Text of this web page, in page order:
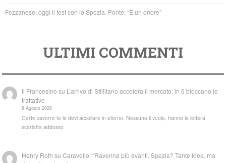
Fezzanese, oggi il test con lo Spezia. Ponte: “È un onore”
ULTIMI COMMENTI
Il Francesino su L’arrivo di Stillitano accelera il mercato: in 6 bloccano le
trattative
8 Agosto 2026
Certe zavorre te le devi accollare in eterno. Nessuno li vuole, hanno la lettera
scarlatta addosso
Henry Roth suCaravello: “Ravenna più avanti. Spezia? Tante idee, ma